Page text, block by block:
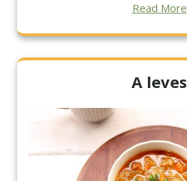
Read More
A leves